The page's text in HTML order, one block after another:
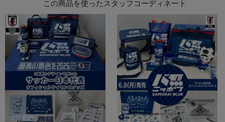
この商品を使ったスタッフコーディネート